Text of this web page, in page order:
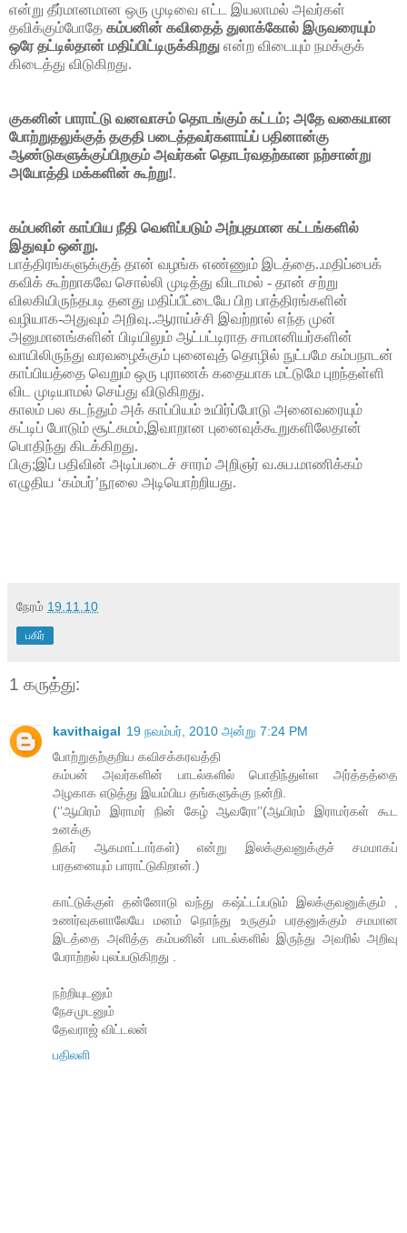
என்று தீர்மானமான ஒரு முடிவை எட்ட இயலாமல் அவர்கள்
தவிக்கும்போதே கம்பனின் கவிதைத் துலாக்கோல் இருவரையும்
ஒரே தட்டில்தான் மதிப்பிட்டிருக்கிறது என்ற விடையும் நமக்குக்
கிடைத்து விடுகிறது.
குகனின் பாராட்டு வனவாசம் தொடங்கும் கட்டம்; அதே வகையான
போற்றுதலுக்குத் தகுதி படைத்தவர்களாய்ப் பதினான்கு
ஆண்டுகளுக்குப்பிறகும் அவர்கள் தொடர்வதற்கான நற்சான்று
அயோத்தி மக்களின் கூற்று!.
கம்பனின் காப்பிய நீதி வெளிப்படும் அற்புதமான கட்டங்களில்
இதுவும் ஒன்று.
பாத்திரங்களுக்குத் தான் வழங்க எண்ணும் இடத்தை..மதிப்பைக்
கவிக் கூற்றாகவே சொல்லி முடித்து விடாமல் - தான் சற்று
விலகியிருந்தபடி தனது மதிப்பீட்டையே பிற பாத்திரங்களின்
வழியாக-அதுவும் அறிவு..ஆராய்ச்சி இவற்றால் எந்த முன்
அனுமானங்களின் பிடியிலும் ஆட்பட்டிராத சாமானியர்களின்
வாயிலிருந்து வரவழைக்கும் புனைவுத் தொழில் நுட்பமே கம்பநாடன்
காப்பியத்தை வெறும் ஒரு புராணக் கதையாக மட்டுமே புறந்தள்ளி
விட முடியாமல் செய்து விடுகிறது.
காலம் பல கடந்தும் அக் காப்பியம் உயிர்ப்போடு அனைவரையும்
கட்டிப் போடும் சூட்சுமம்,இவாறான புனைவுக்கூறுகளிலேதான்
பொதிந்து கிடக்கிறது.
பிகு;இப் பதிவின் அடிப்படைச் சாரம் அறிஞர் வ.சுப.மாணிக்கம்
எழுதிய ‘கம்பர்’நூலை அடியொற்றியது.
நேரம் 19.11.10
பகிர்
1 கருத்து:
kavithaigal 19 நவம்பர், 2010 அன்று 7:24 PM
போற்றுதற்குறிய கவிசக்கரவத்தி
கம்பன் அவர்களின் பாடல்களில் பொதிந்துள்ள அர்த்தத்தை
அழகாக எடுத்து இயம்பிய தங்களுக்கு நன்றி.
(‘’ஆயிரம் இராமர் நின் கேழ் ஆவரோ’’(ஆயிரம் இராமர்கள் கூட
உனக்கு
நிகர் ஆகமாட்டார்கள்) என்று இலக்குவனுக்குச் சமமாகப்
பரதனையும் பாராட்டுகிறான்.)
காட்டுக்குள் தன்னோடு வந்து கஷ்ட்டப்படும் இலக்குவனுக்கும் ,
உணர்வுகளாலேயே மனம் நொந்து உருகும் பரதனுக்கும் சமமான
இடத்தை அளித்த கம்பனின் பாடல்களில் இருந்து அவரில் அறிவு
பேராற்றல் புலப்படுகிறது .
நற்றியுடனும்
நேசமுடனும்
தேவராஜ் விட்டலன்
பதிலளி